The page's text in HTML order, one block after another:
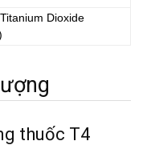
Dioxide
thuốc T4